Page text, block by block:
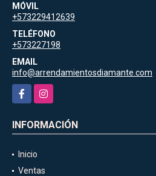
MÓVIL
+573229412639
TELÉFONO
+573227198
EMAIL
info@arrendamientosdiamante.com
FacebookInstagram
INFORMACIÓN
Inicio
Ventas